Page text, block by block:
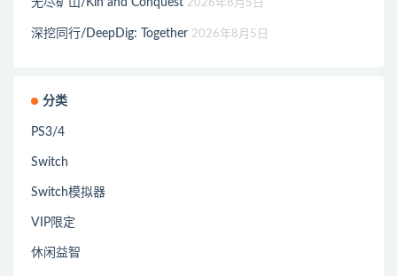
无尽矿山/Kin and Conquest 2026年8月5日
深挖同行/DeepDig: Together 2026年8月5日
分类
PS3/4
Switch
Switch模拟器
VIP限定
休闲益智